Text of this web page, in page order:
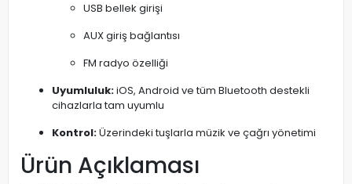
USB bellek girişi
AUX giriş bağlantısı
FM radyo özelliği
Uyumluluk:iOS, Android ve tüm Bluetooth destekli
cihazlarla tam uyumlu
Kontrol:Üzerindeki tuşlarla müzik ve çağrı yönetimi
Ürün Açıklaması